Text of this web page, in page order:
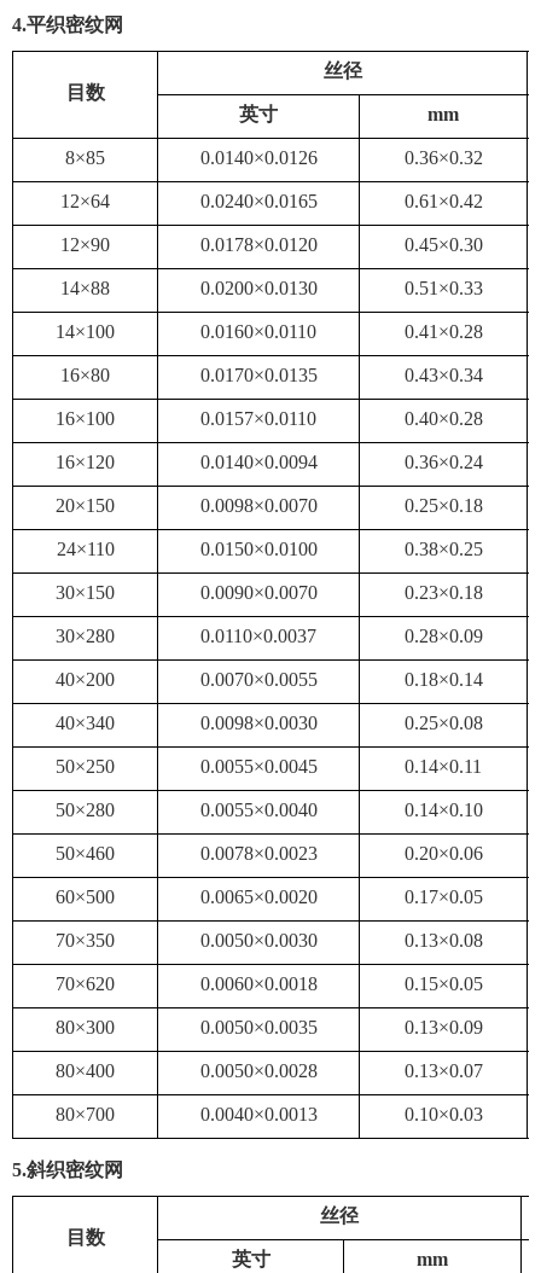
4.平织密纹网
目数
丝径
英寸 mm
8×85 0.0140×0.0126 0.36×0.32
12×64 0.0240×0.0165 0.61×0.42
12×90 0.0178×0.0120 0.45×0.30
14×88 0.0200×0.0130 0.51×0.33
14×100 0.0160×0.0110 0.41×0.28
16×80 0.0170×0.0135 0.43×0.34
16×100 0.0157×0.0110 0.40×0.28
16×120 0.0140×0.0094 0.36×0.24
20×150 0.0098×0.0070 0.25×0.18
24×110 0.0150×0.0100 0.38×0.25
30×150 0.0090×0.0070 0.23×0.18
30×280 0.0110×0.0037 0.28×0.09
40×200 0.0070×0.0055 0.18×0.14
40×340 0.0098×0.0030 0.25×0.08
50×250 0.0055×0.0045 0.14×0.11
50×280 0.0055×0.0040 0.14×0.10
50×460 0.0078×0.0023 0.20×0.06
60×500 0.0065×0.0020 0.17×0.05
70×350 0.0050×0.0030 0.13×0.08
70×620 0.0060×0.0018 0.15×0.05
80×300 0.0050×0.0035 0.13×0.09
80×400 0.0050×0.0028 0.13×0.07
80×700 0.0040×0.0013 0.10×0.03
5.斜织密纹网
目数
丝径
英寸 mm